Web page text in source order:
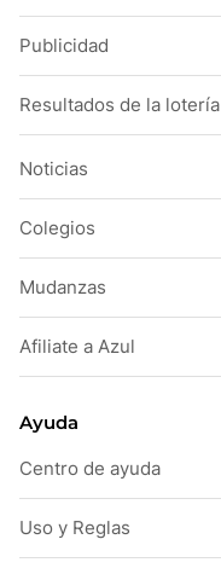
Publicidad
Resultados de la lotería
Noticias
Colegios
Mudanzas
Afiliate a Azul
Ayuda
Centro de ayuda
Uso y Reglas